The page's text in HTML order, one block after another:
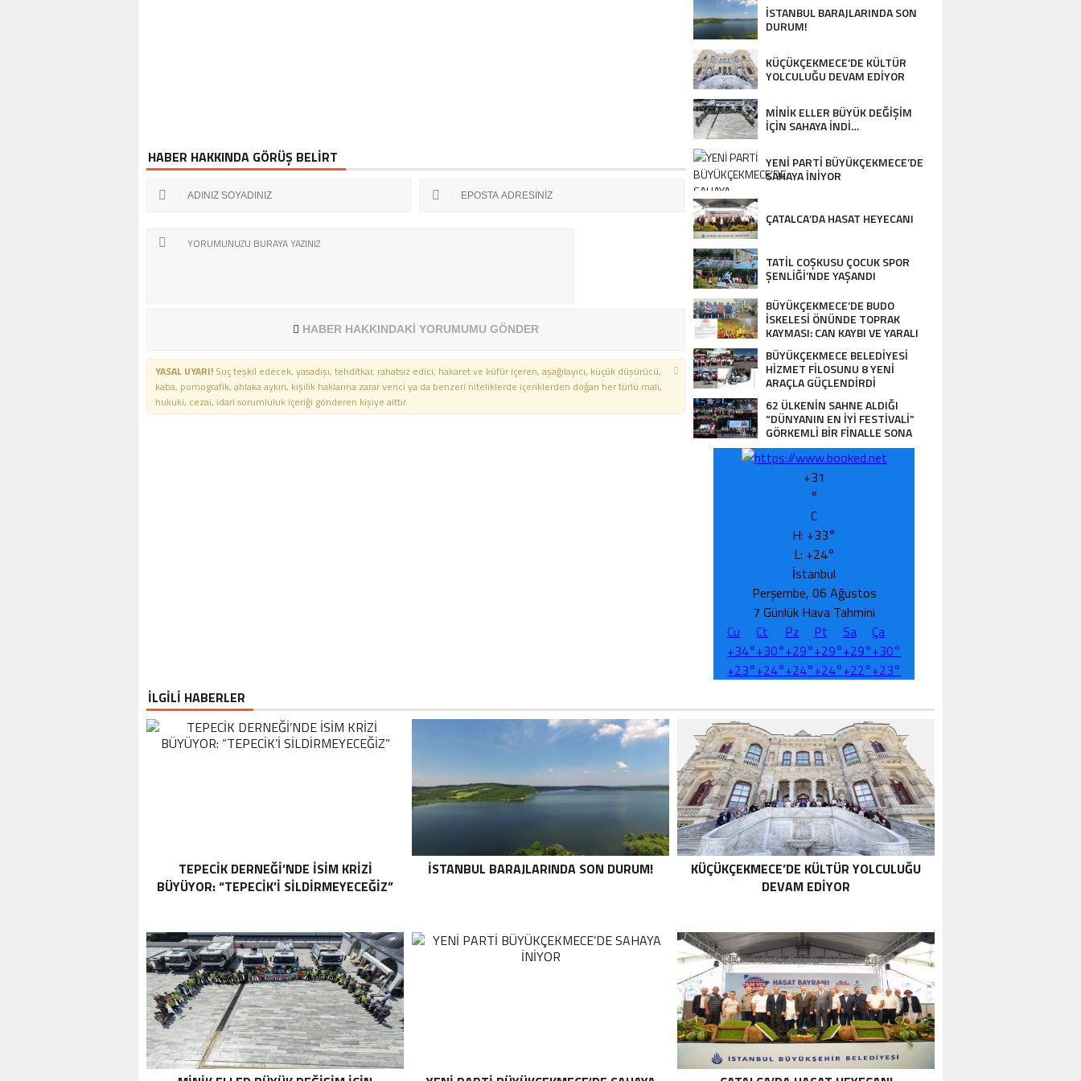
İSTANBUL BARAJLARINDA SON DURUM!
HABER HAKKINDA GÖRÜŞ BELİRT
HABER HAKKINDAKİ YORUMUMU GÖNDER
YASAL UYARI! Suç teşkil edecek, yasadışı, tehditkar, rahatsız edici, hakaret ve küfür içeren, aşağılayıcı, küçük düşürücü,
kaba, pornografik, ahlaka aykırı, kişilik haklarına zarar verici ya da benzeri niteliklerde içeriklerden doğan her türlü mali,
hukuki, cezai, idari sorumluluk içeriği gönderen kişiye aittir.
İSTANBUL BARAJLARINDA SON
DURUM!
KÜÇÜKÇEKMECE’DE KÜLTÜR
YOLCULUĞU DEVAM EDİYOR
MİNİK ELLER BÜYÜK DEĞİŞİM
İÇİN SAHAYA İNDİ…
YENİ PARTİ BÜYÜKÇEKMECE’DE
SAHAYA İNİYOR
ÇATALCA’DA HASAT HEYECANI
TATİL COŞKUSU ÇOCUK SPOR
ŞENLİĞİ’NDE YAŞANDI
BÜYÜKÇEKMECE’DE BUDO
İSKELESİ ÖNÜNDE TOPRAK
KAYMASI: CAN KAYBI VE YARALI
YOK…
BÜYÜKÇEKMECE BELEDİYESİ
HİZMET FİLOSUNU 8 YENİ
ARAÇLA GÜÇLENDİRDİ
62 ÜLKENİN SAHNE ALDIĞI
“DÜNYANIN EN İYİ FESTİVALİ”
GÖRKEMLİ BİR FİNALLE SONA
ERDİ
+31
°
C
H: +33°
L: +24°
İstanbul
Perşembe, 06 Ağustos
7 Günlük Hava Tahmini
Cu
Ct Pz Pt Sa
Ça
+34°+30°+29°+29°+29°+30°
+23°+24°+24°+24°+22°+23°
İLGİLİ HABERLER
TEPECİK DERNEĞİ’NDE İSİM KRİZİ
BÜYÜYOR: “TEPECİK’İ SİLDİRMEYECEĞİZ”
İSTANBUL BARAJLARINDA SON DURUM!
KÜÇÜKÇEKMECE’DE KÜLTÜR YOLCULUĞU
DEVAM EDİYOR